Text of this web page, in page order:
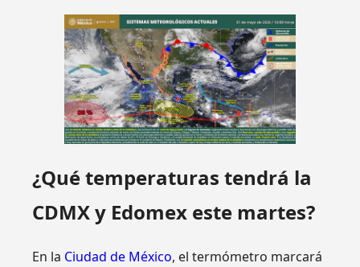
¿Qué temperaturas tendrá la
CDMX y Edomex este martes?
En la Ciudad de México, el termómetro marcará